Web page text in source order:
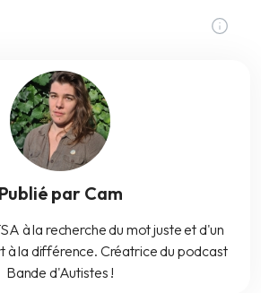
Publié par Cam
à la recherche du mot juste et d'un
à la différence. Créatrice du podcast
Bande d'Autistes !